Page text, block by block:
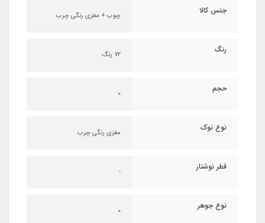
جنس کالا چوب + مغزی رنگی چرب
رنگ ۷۲ رنگ
حجم 0
نوع نوک مغزی رنگی چرب
قطر نوشتار -
نوع جوهر 0